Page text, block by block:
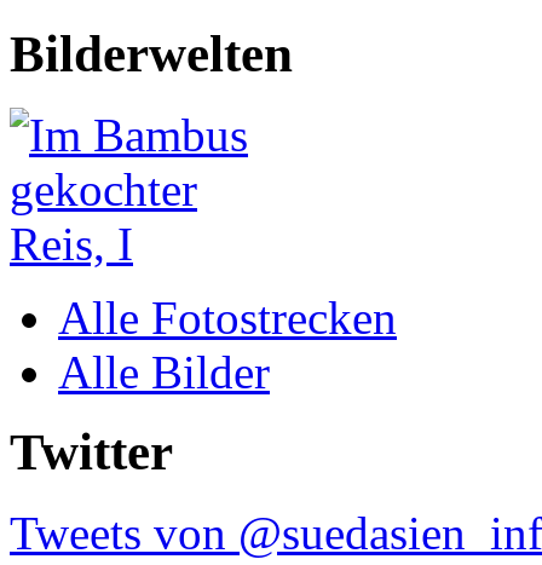
Bilderwelten
Alle Fotostrecken
Alle Bilder
Twitter
Tweets von